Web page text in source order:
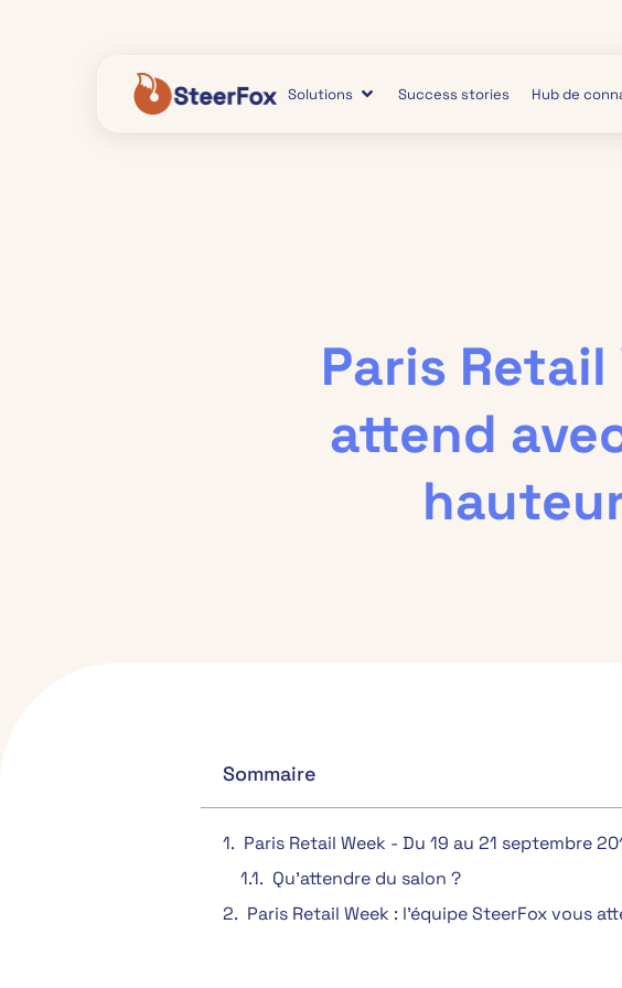
Solutions Success stories Hub de
Paris
attend
Sommaire
Paris Retail Week - Du 19 au 21 septembre
Qu'attendre du salon ?
Paris Retail Week : l’équipe SteerFox vous